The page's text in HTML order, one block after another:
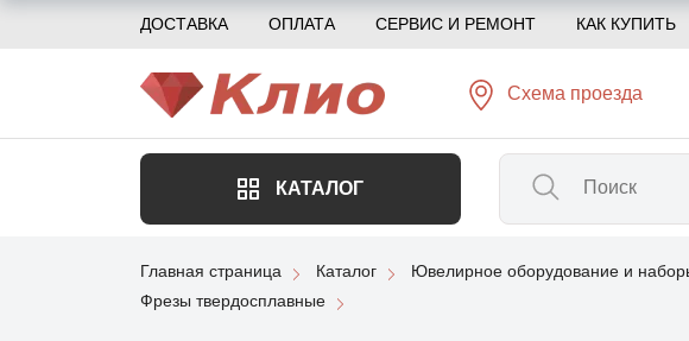
ДОСТАВКА ОПЛАТА СЕРВИС И РЕМОНТ КАК КУПИТЬ
Схема проезда
КАТАЛОГ
Главная страница Каталог Ювелирное оборудование и
Фрезы твердосплавные